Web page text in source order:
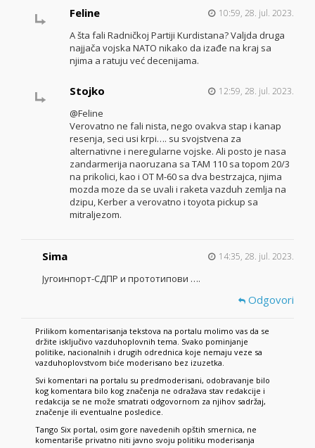
Feline
10:59, 28. jul. 2023.
A šta fali Radničkoj Partiji Kurdistana? Valjda druga
najjača vojska NATO nikako da izađe na kraj sa
njima a ratuju već decenijama.
Stojko 12:59, 28. jul. 2023.
@Feline
Verovatno ne fali nista, nego ovakva stap i kanap
resenja, seci usi krpi…. su svojstvena za
alternativne i neregularne vojske. Ali posto je nasa
zandarmerija naoruzana sa TAM 110 sa topom 20/3
na prikolici, kao i OT M-60 sa dva bestrzajca, njima
mozda moze da se uvali i raketa vazduh zemlja na
dzipu, Kerber a verovatno i toyota pickup sa
mitraljezom.
Sima 14:35, 28. jul. 2023.
Југоинпорт-СДПР и прототипови ….
Odgovori
Prilikom komentarisanja tekstova na portalu molimo vas da se
držite isključivo vazduhoplovnih tema. Svako pominjanje
politike, nacionalnih i drugih odrednica koje nemaju veze sa
vazduhoplovstvom biće moderisano bez izuzetka.
Svi komentari na portalu su predmoderisani, odobravanje bilo
kog komentara bilo kog značenja ne odražava stav redakcije i
redakcija se ne može smatrati odgovornom za njihov sadržaj,
značenje ili eventualne posledice.
Tango Six portal, osim gore navedenih opštih smernica, ne
komentariše privatno niti javno svoju politiku moderisanja